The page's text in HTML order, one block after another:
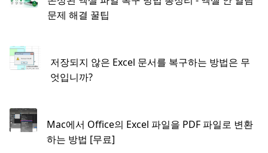
문제 해결 꿀팁
저장되지 않은 Excel 문서를 복구하는 방법은 무
엇입니까?
Mac에서 Office의 Excel 파일을 PDF 파일로 변환
하는 방법 [무료]